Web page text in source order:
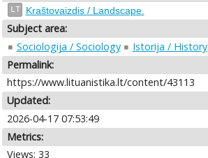
LT Kraštovaizdis / Landscape.
Subject area:
Sociologija / Sociology
Istorija / History
Permalink:
https://www.lituanistika.lt/content/43113
Updated:
2026-04-17 07:53:49
Metrics:
Views: 33